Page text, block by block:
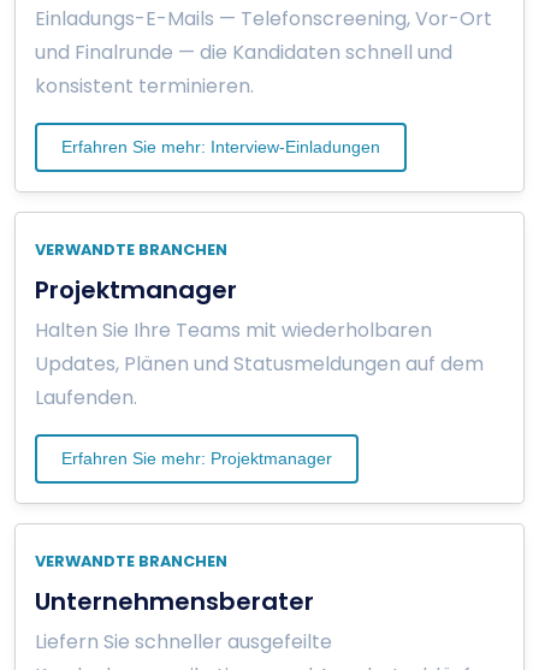
Einladungs-E-Mails — Telefonscreening, Vor-Ort
und Finalrunde — die Kandidaten schnell und
konsistent terminieren.
Erfahren Sie mehr: Interview-Einladungen
VERWANDTE BRANCHEN
Projektmanager
Halten Sie Ihre Teams mit wiederholbaren
Updates, Plänen und Statusmeldungen auf dem
Laufenden.
Erfahren Sie mehr: Projektmanager
VERWANDTE BRANCHEN
Unternehmensberater
Liefern Sie schneller ausgefeilte